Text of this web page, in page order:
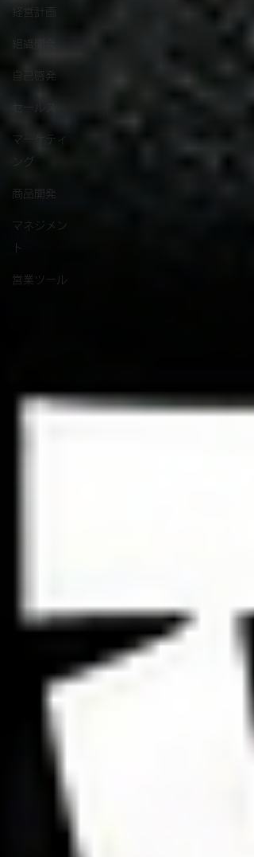
経営計画
組織開発
自己啓発
マーケティ
ング
商品開発
マネジメン
ト
営業ツール